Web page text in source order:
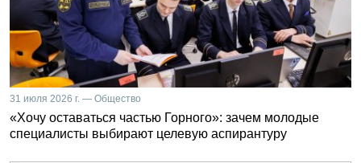
31 июля 2026 г. — Общество
«Хочу оставаться частью Горного»: зачем молодые
специалисты выбирают целевую аспирантуру